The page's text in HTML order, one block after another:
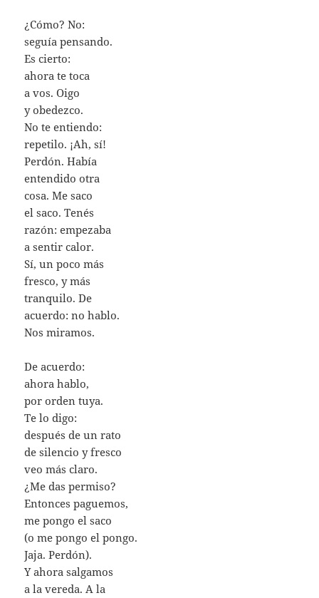
¿Cómo? No:
seguía pensando.
Es cierto:
ahora te toca
a vos. Oigo
y obedezco.
No te entiendo:
repetilo. ¡Ah, sí!
Perdón. Había
entendido otra
cosa. Me saco
el saco. Tenés
razón: empezaba
a sentir calor.
Sí, un poco más
fresco, y más
tranquilo. De
acuerdo: no hablo.
Nos miramos.
De acuerdo:
ahora hablo,
por orden tuya.
Te lo digo:
después de un rato
de silencio y fresco
veo más claro.
¿Me das permiso?
Entonces paguemos,
me pongo el saco
(o me pongo el pongo.
Jaja. Perdón).
Y ahora salgamos
a la vereda. A la